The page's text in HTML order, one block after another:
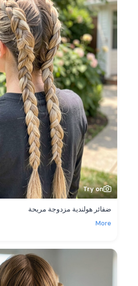
Try on
ضفائر هولندية مزدوجة مريحة
More